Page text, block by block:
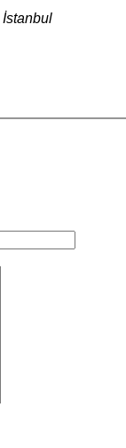
İstanbul